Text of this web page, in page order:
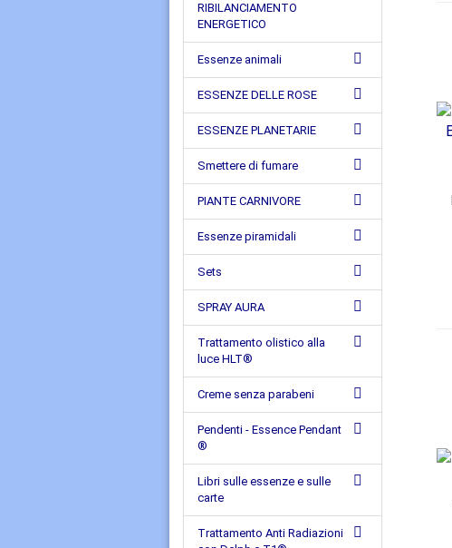
RIBILANCIAMENTO
ENERGETICO
Essenze animali
ESSENZE DELLE ROSE
ESSENZE PLANETARIE
Smettere di fumare
PIANTE CARNIVORE
Essenze piramidali
Sets
SPRAY AURA
Trattamento olistico alla
luce HLT®
Creme senza parabeni
Pendenti - Essence Pendant
®
Libri sulle essenze e sulle
carte
Trattamento Anti Radiazioni